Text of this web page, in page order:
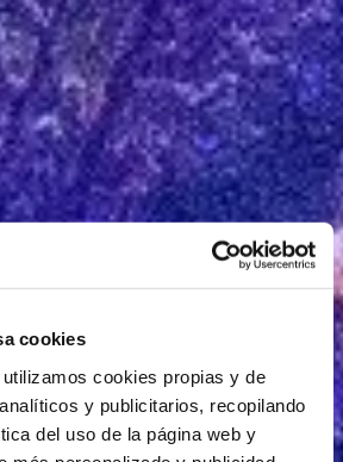
cookies
cookies propias y de
y publicitarios, recopilando
del uso de la página web y